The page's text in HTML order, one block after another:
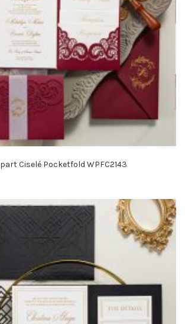
Ciselé Pocketfold WPFC2143